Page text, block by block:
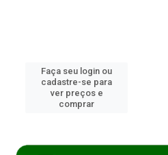
Faça seu login ou
cadastre-se para
ver preços e
comprar